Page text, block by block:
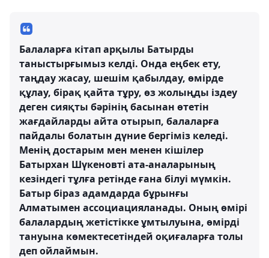
Балаларға кітап арқылы Батырды
таныстырғымыз келді. Онда еңбек ету,
таңдау жасау, шешім қабылдау, өмірде
құлау, бірақ қайта тұру, өз жолыңды іздеу
деген сияқты бәрінің басынан өтетін
жағдайларды айта отырып, балаларға
пайдалы болатын дүние бергіміз келеді.
Менің достарым мен менен кішілер
Батырхан Шүкеновті ата-аналарының
кезіндегі тұлға ретінде ғана білуі мүмкін.
Батыр біраз адамдарда бұрынғы
Алматымен ассоциацияланады. Оның өмірі
балалардың жетістікке ұмтылуына, өмірді
тануына көмектесетіндей оқиғаларға толы
деп ойлаймын.